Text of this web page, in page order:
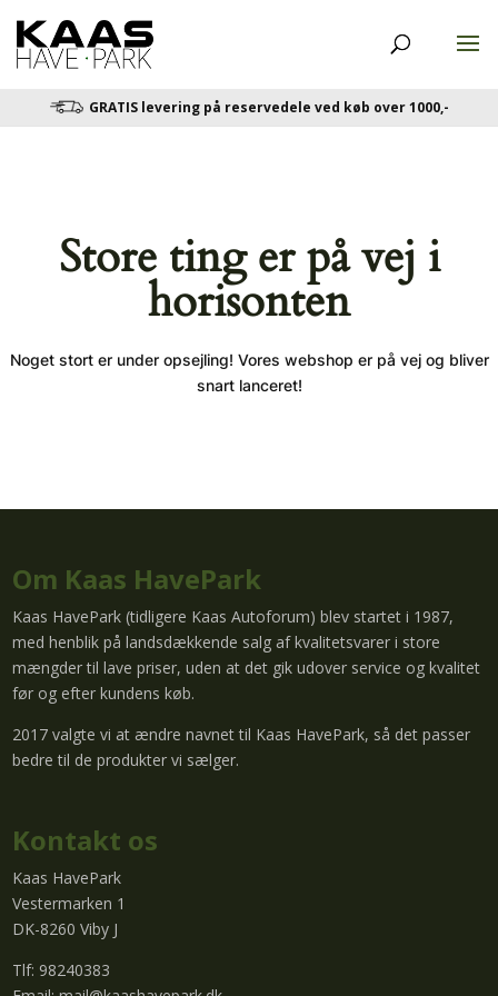
GRATIS levering på reservedele ved køb over 1000,-
Store ting er på vej i
horisonten
Noget stort er under opsejling! Vores webshop er på vej og bliver
snart lanceret!
Om Kaas HavePark
Kaas HavePark (tidligere Kaas Autoforum) blev startet i 1987,
med henblik på landsdækkende salg af kvalitetsvarer i store
mængder til lave priser, uden at det gik udover service og kvalitet
før og efter kundens køb.
2017 valgte vi at ændre navnet til Kaas HavePark, så det passer
bedre til de produkter vi sælger.
Kontakt os
Kaas HavePark
Vestermarken 1
DK-8260 Viby J
Tlf: 98240383